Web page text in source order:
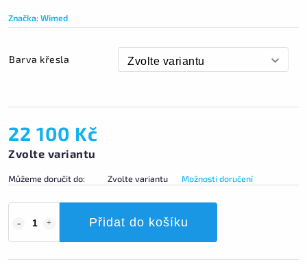
Značka:Wimed
Barva křesla
22 100 Kč
Zvolte variantu
Můžeme doručit do: Zvolte variantu Možnosti doručení
Přidat do košíku